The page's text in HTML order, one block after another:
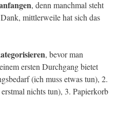
, denn manchmal steht
mittlerweile hat sich das
, bevor man
ersten Durchgang bietet
(ich muss etwas tun), 2.
nichts tun), 3. Papierkorb